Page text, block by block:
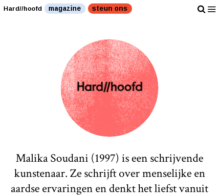
Hard//hoofd magazine steun ons
Malika Soudani (1997) is een schrijvende
kunstenaar. Ze schrijft over menselijke en
aardse ervaringen en denkt het liefst vanuit